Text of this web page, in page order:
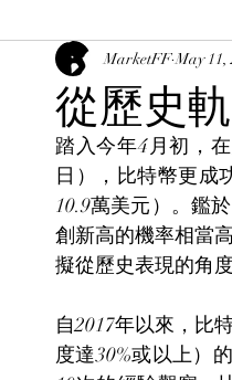
VIX Market
Currency Macro
從歷史
MarketFF May 11,
踏入今年4月初，
日），比特幣更成
10.9萬美元）。鑑
創新高的機率相當
擬從歷史表現的角
自2017年以來，比
度達30%或以上）